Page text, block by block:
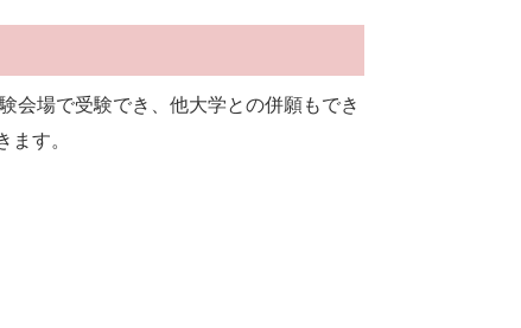
会場で受験でき、他大学との併願もでき
す。